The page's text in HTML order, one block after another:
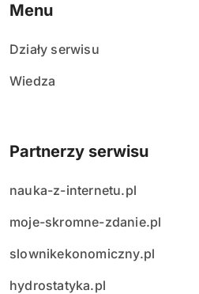
Menu
Działy serwisu
Wiedza
Partnerzy serwisu
nauka-z-internetu.pl
moje-skromne-zdanie.pl
slownikekonomiczny.pl
hydrostatyka.pl